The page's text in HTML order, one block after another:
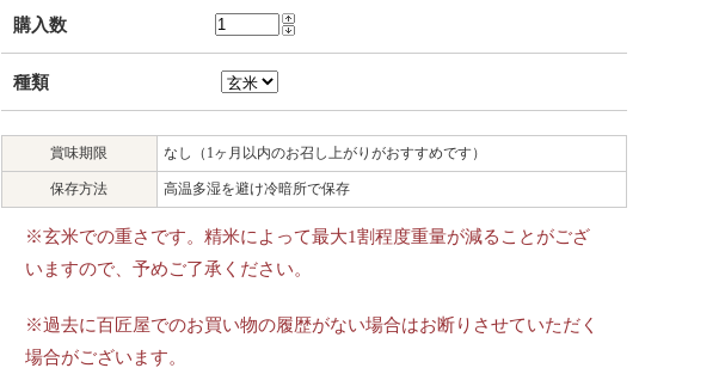
購入数
種類
賞味期限 なし（1ヶ月以内のお召し上がりがおすすめです）
保存方法 高温多湿を避け冷暗所で保存
※玄米での重さです。精米によって最大1割程度重量が減ることがござ
いますので、予めご了承ください。
※過去に百匠屋でのお買い物の履歴がない場合はお断りさせていただく
場合がございます。